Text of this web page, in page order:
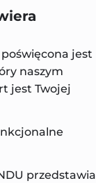
jest
naszym
jest Twojej
przedstawia